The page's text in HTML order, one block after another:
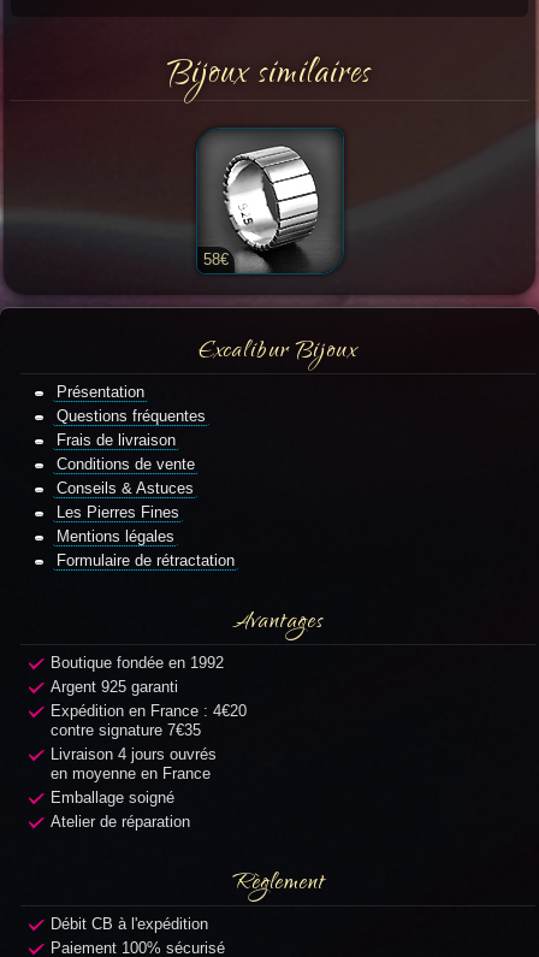
Bijoux similaires
58€
Excalibur Bijoux
Présentation
Questions fréquentes
Frais de livraison
Conditions de vente
Conseils & Astuces
Les Pierres Fines
Mentions légales
Formulaire de rétractation
Avantages
Boutique fondée en 1992
Argent 925 garanti
Expédition en France : 4€20
contre signature 7€35
Livraison 4 jours ouvrés
en moyenne en France
Emballage soigné
Atelier de réparation
Règlement
Débit CB à l'expédition
Paiement 100% sécurisé